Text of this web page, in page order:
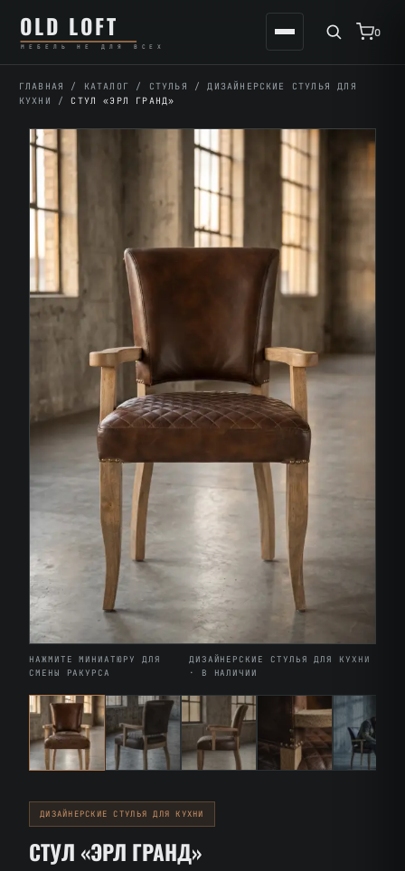
содержимому
содержимому
OLD LOFT
МЕБЕЛЬ НЕ ДЛЯ ВСЕХ
0
ГЛАВНАЯ / КАТАЛОГ / СТУЛЬЯ /ДИЗАЙНЕРСКИЕ СТУЛЬЯ ДЛЯ
КУХНИ
/СТУЛ «ЭРЛ ГРАНД»
НАЖМИТЕ МИНИАТЮРУ ДЛЯ
СМЕНЫ РАКУРСА
ДИЗАЙНЕРСКИЕ СТУЛЬЯ ДЛЯ КУХНИ
· В НАЛИЧИИ
ДИЗАЙНЕРСКИЕ СТУЛЬЯ ДЛЯ КУХНИ
СТУЛ «ЭРЛ ГРАНД»